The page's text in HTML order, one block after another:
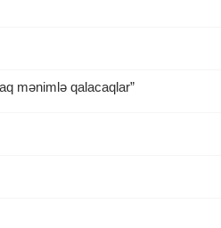
mənimlə qalacaqlar”